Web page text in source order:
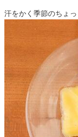
汗をかく季節のちょ